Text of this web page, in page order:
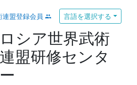
連盟登録会員 言語を選択する
ロシア世界武術
連盟研修センタ
ー